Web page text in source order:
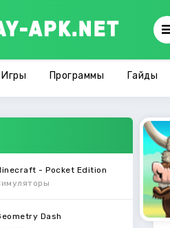
Игры Программы Гайды
- Pocket Edition
Dash